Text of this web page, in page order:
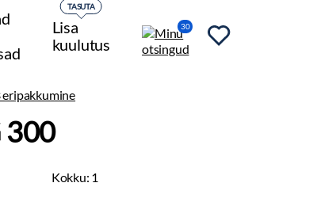
Lisa
kuulutus
TASUTA
30
300
Kokku: 1